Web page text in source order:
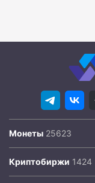
Монеты
Криптобиржи